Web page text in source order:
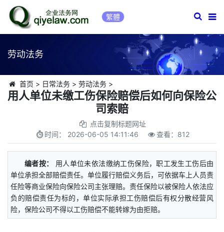
繁體
劳动法务
首页 > 日常法务> 劳动法务>
用人单位未缴工伤保险赔偿后如何向保险公
司索赔
点击复制标题网址
时间： 2026-06-05 14:11:46 查看： 812
编者按：
用人单位未依法缴纳工伤保险，职工发生工伤后由
单位承担全部赔偿责任。单位履行赔偿义务后，可依据车上人员责
任险等商业保险向保险公司主张理赔。责任保险以被保险人依法应
负的赔偿责任为标的，单位实际承担工伤赔偿后有权分散经营风
险，保险公司不得以工伤赔偿不能转嫁为由拒赔。